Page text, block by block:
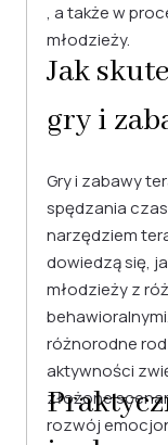
, a także w
młodzieży.
Jak
gry i
Gry i zabawy
spędzania
narzędziem
dowiedzą się,
młodzieży z
różnorodne
aktywności
złożone
rozwój